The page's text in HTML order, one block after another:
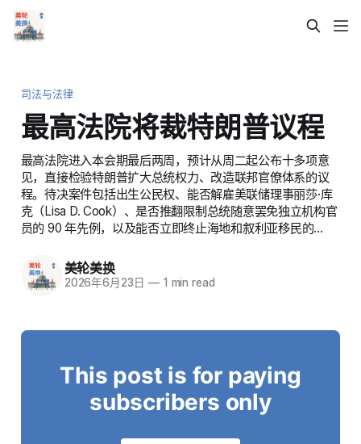
司法与法律
最高法院将裁特朗普议程
最高法院进入本会期最后两周，预计从周二起公布十多项意
见，直接检验特朗普扩大总统权力、改造联邦官僚体系的议
程。待决案件包括出生公民权、能否解雇美联储理事丽莎·库
克（Lisa D. Cook）、是否推翻限制总统随意罢免独立机构官
员的 90 年先例，以及能否立即终止海地和叙利亚移民的…
美轮美换
2026年6月23日 —1 min read
This post is for paying
subscribers only